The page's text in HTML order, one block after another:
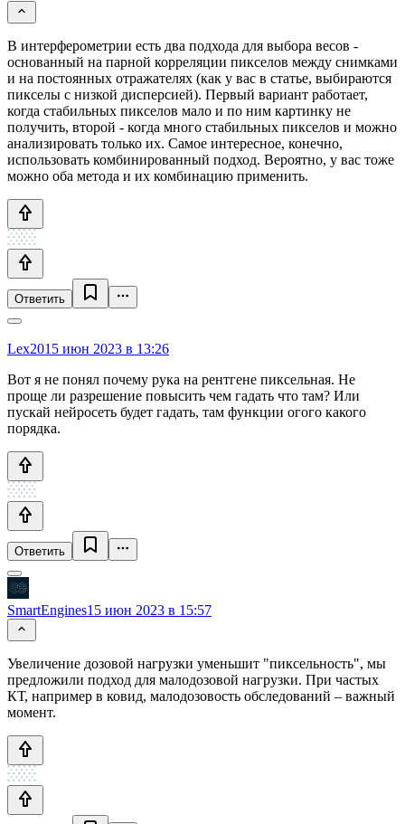
В интерферометрии есть два подхода для выбора весов -
основанный на парной корреляции пикселов между снимками
и на постоянных отражателях (как у вас в статье, выбираются
пикселы с низкой дисперсией). Первый вариант работает,
когда стабильных пикселов мало и по ним картинку не
получить, второй - когда много стабильных пикселов и можно
анализировать только их. Самое интересное, конечно,
использовать комбинированный подход. Вероятно, у вас тоже
можно оба метода и их комбинацию применить.
Ответить
Lex2015 июн 2023 в 13:26
Вот я не понял почему рука на рентгене пиксельная. Не
проще ли разрешение повысить чем гадать что там? Или
пускай нейросеть будет гадать, там функции огого какого
порядка.
Ответить
SmartEngines15 июн 2023 в 15:57
Увеличение дозовой нагрузки уменьшит "пиксельность", мы
предложили подход для малодозовой нагрузки. При частых
КТ, например в ковид, малодозовость обследований – важный
момент.